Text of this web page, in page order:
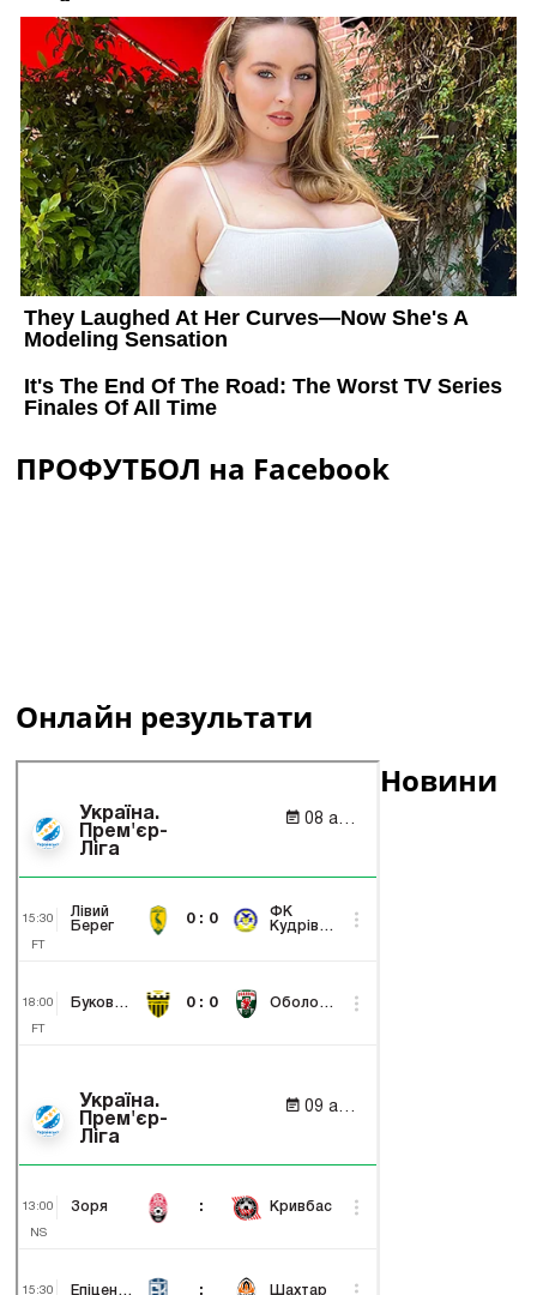
ПРОФУТБОЛ на Facebook
Онлайн результати
Новини